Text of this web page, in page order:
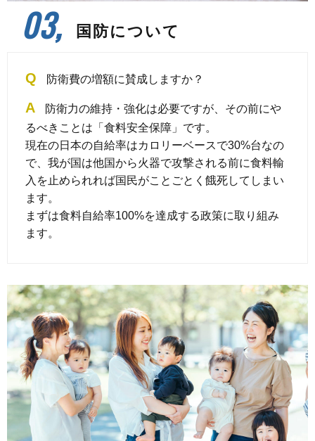
03, 国防について
Q 防衛費の増額に賛成しますか？
A
防衛力の維持・強化は必要ですが、その前にや
るべきことは「食料安全保障」です。
現在の日本の自給率はカロリーベースで30%台なの
で、我が国は他国から火器で攻撃される前に食料輸
入を止められれば国民がことごとく餓死してしまい
ます。
まずは食料自給率100%を達成する政策に取り組み
ます。